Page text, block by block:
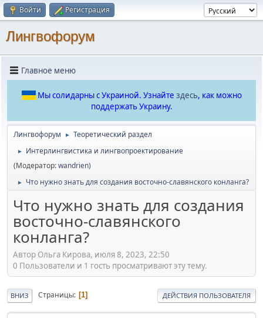
Войти Регистрация
Лингвофорум
Главное меню
Мы солидарны с Украиной. Узнайте здесь, как можно
поддержать Украину.
Лингвофорум ► Теоретический раздел
►
Интерлингвистика и лингвопроектирование
(Модератор:wandrien)
► Что нужно знать для создания восточно-славянского конланга?
Что нужно знать для создания
восточно-славянского
конланга?
Автор Ольга Кирова, июля 8, 2023, 22:50
0 Пользователи и 1 гость просматривают эту тему.
ВНИЗ Страницы 1 ДЕЙСТВИЯ ПОЛЬЗОВАТЕЛЯ